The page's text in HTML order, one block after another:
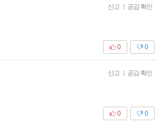
신고 | 공감 확인
0
0
신고 | 공감 확인
0
0